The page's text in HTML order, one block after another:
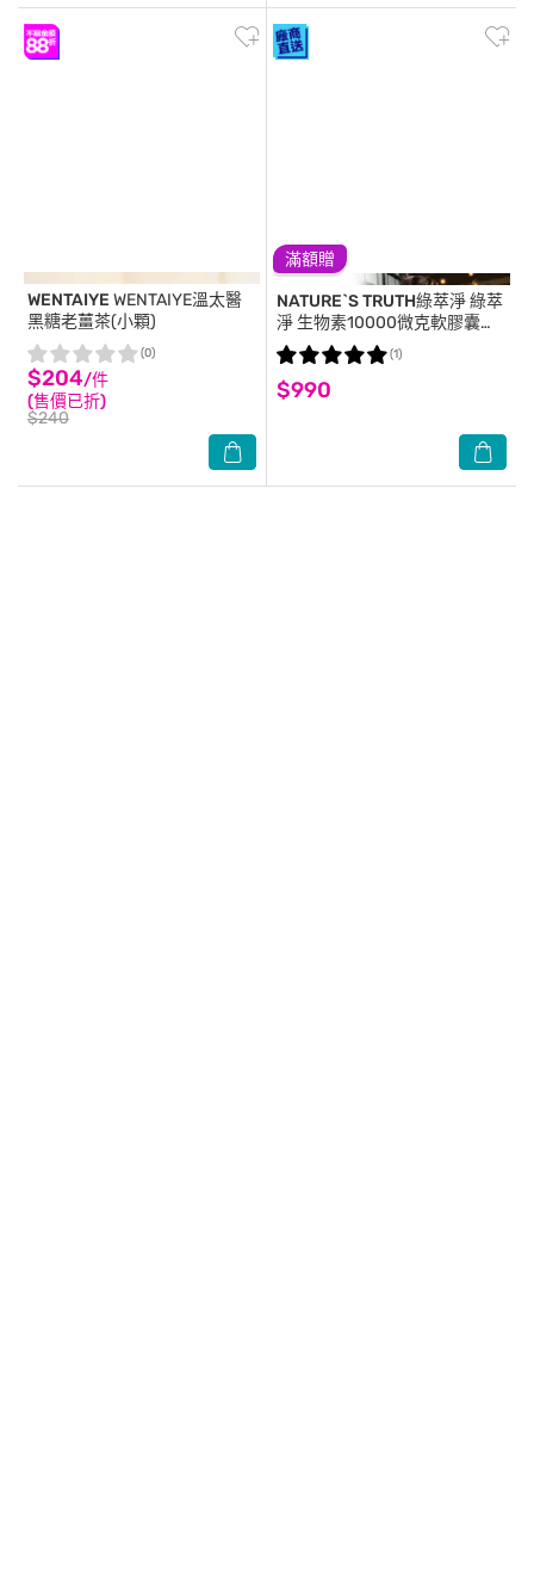
WENTAIYE WENTAIYE溫太醫
黑糖老薑茶(小顆)
$204/件
(售價已折)
$240
(0)
滿額贈
NATURE`S TRUTH綠萃淨綠萃
淨 生物素10000微克軟膠囊
(100粒/瓶)
$990
(1)